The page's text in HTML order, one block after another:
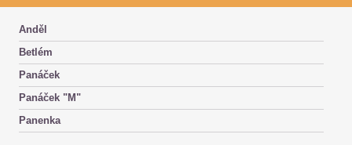
Anděl
Betlém
Panáček
Panáček "M"
Panenka